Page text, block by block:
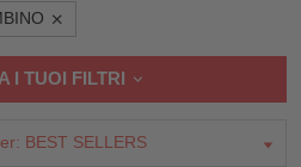
I TUOI FILTRI
BEST SELLERS